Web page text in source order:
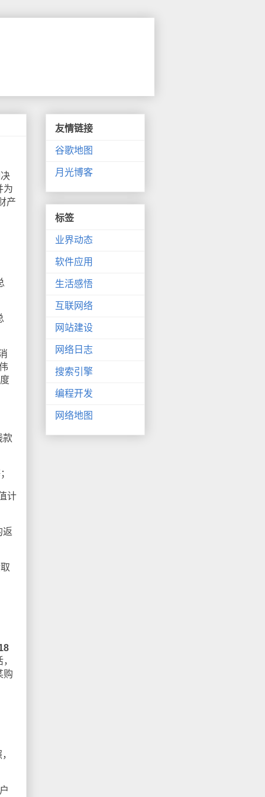
为
产
款
计
返
购
友情链接
谷歌地图
月光博客
标签
业界动态
软件应用
生活感悟
互联网络
网站建设
网络日志
搜索引擎
编程开发
网络地图